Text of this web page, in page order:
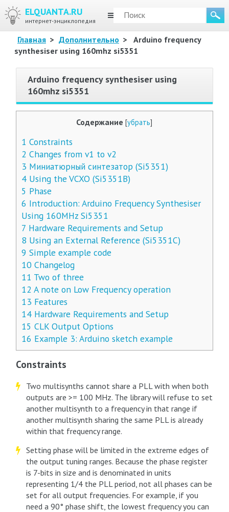
ELQUANTA.RU
интернет-энциклопедия
МЕНЮ
Главная > Дополнительно >
Arduino frequency
synthesiser using 160mhz si5351
Arduino frequency synthesiser using
160mhz si5351
Содержание [убрать]
1 Constraints
2 Changes from v1 to v2
3 Миниатюрный синтезатор (Si5351)
4Using the VCXO (Si5351B)
5 Phase
6 Introduction: Arduino Frequency Synthesiser
Using 160MHz Si5351
7 Hardware Requirements and Setup
8 Using an External Reference (Si5351C)
9 Simple example code
10Changelog
11 Two of three
12 A note on Low Frequency operation
13 Features
14Hardware Requirements and Setup
15 CLK Output Options
16 Example 3: Arduino sketch example
Constraints
Two multisynths cannot share a PLL with when both
outputs are >= 100 MHz. The library will refuse to set
another multisynth to a frequency in that range if
another multisynth sharing the same PLL is already
within that frequency range.
Setting phase will be limited in the extreme edges of
the output tuning ranges. Because the phase register
is 7-bits in size and is denominated in units
representing 1/4 the PLL period, not all phases can be
set for all output frequencies. For example, if you
need a 90° phase shift, the lowest frequency you can